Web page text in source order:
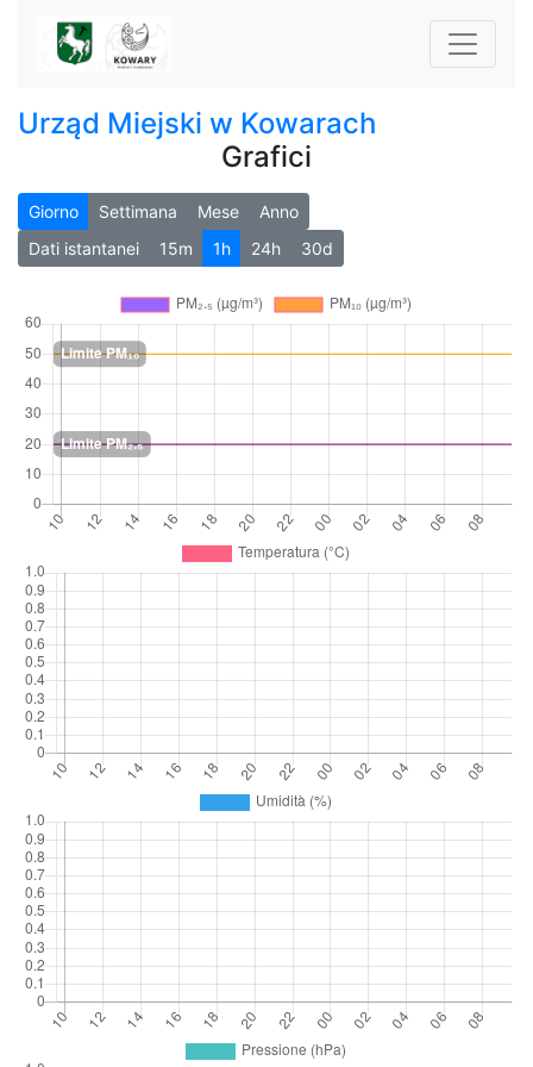
Urząd Miejski w Kowarach
Grafici
Giorno Settimana Mese
Anno
Dati istantanei
15m 1h 24h 30d